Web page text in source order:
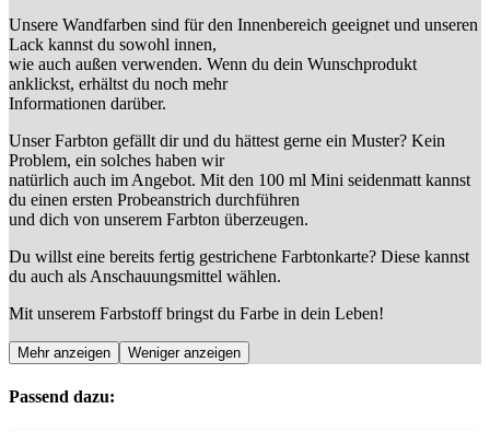
Unsere Wandfarben sind für den Innenbereich geeignet und unseren
Lack kannst du sowohl innen,
wie auch außen verwenden. Wenn du dein Wunschprodukt
anklickst, erhältst du noch mehr
Informationen darüber.
Unser Farbton gefällt dir und du hättest gerne ein Muster? Kein
Problem, ein solches haben wir
natürlich auch im Angebot. Mit den 100 ml Mini seidenmatt kannst
du einen ersten Probeanstrich durchführen
und dich von unserem Farbton überzeugen.
Du willst eine bereits fertig gestrichene Farbtonkarte? Diese kannst
du auch als Anschauungsmittel wählen.
Mit unserem Farbstoff bringst du Farbe in dein Leben!
Mehr anzeigen Weniger anzeigen
Passend dazu: